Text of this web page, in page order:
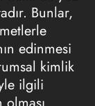
Bunlar,
edinmesi
kimlik
ilgili